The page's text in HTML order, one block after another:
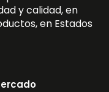
y calidad, en
en Estados